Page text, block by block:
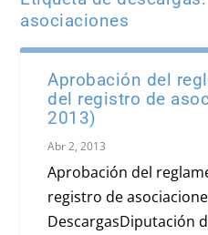
asociaciones
Aprobación del
del registro de
2013)
Abr 2, 2013
Aprobación del
registro de
DescargasDiputación